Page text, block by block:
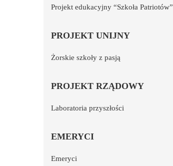
Projekt edukacyjny “Szkoła Patriotów”
PROJEKT UNIJNY
Żorskie szkoły z pasją
PROJEKT RZĄDOWY
Laboratoria przyszłości
EMERYCI
Emeryci